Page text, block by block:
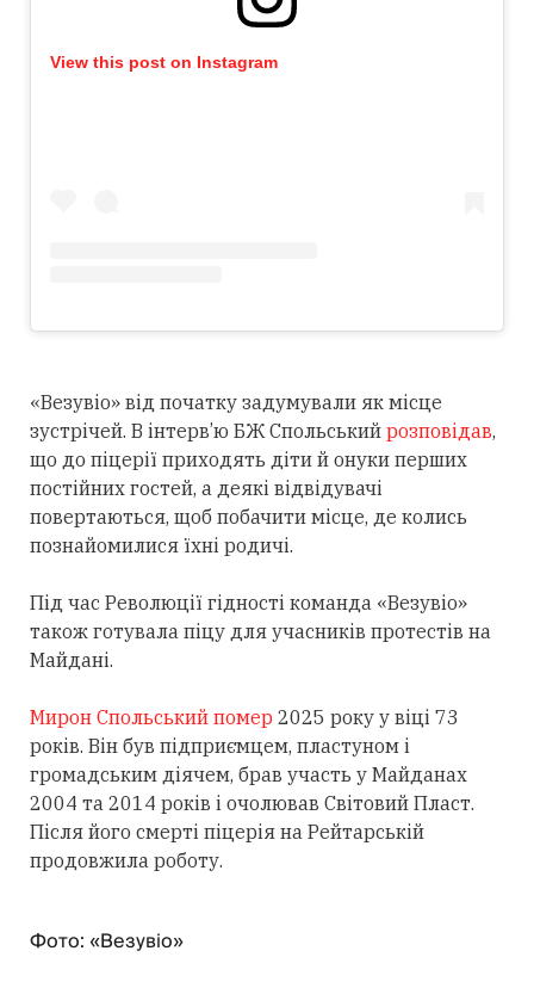
View this post on Instagram
«Везувіо» від початку задумували як місце
зустрічей. В інтерв’ю БЖ Спольський розповідав,
що до піцерії приходять діти й онуки перших
постійних гостей, а деякі відвідувачі
повертаються, щоб побачити місце, де колись
познайомилися їхні родичі.
Під час Революції гідності команда «Везувіо»
також готувала піцу для учасників протестів на
Майдані.
Мирон Спольський помер 2025 року у віці 73
років. Він був підприємцем, пластуном і
громадським діячем, брав участь у Майданах
2004 та 2014 років і очолював Світовий Пласт.
Після його смерті піцерія на Рейтарській
продовжила роботу.
Фото: «Везувіо»